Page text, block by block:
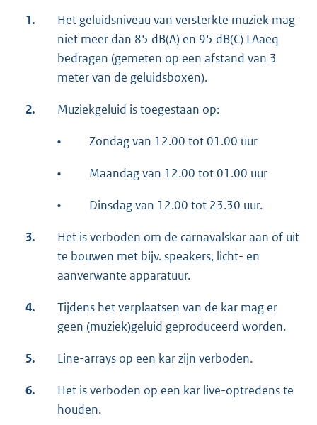
1.
Het geluidsniveau van versterkte muziek mag
niet meer dan 85 dB(A) en 95 dB(C) LAaeq
bedragen (gemeten op een afstand van 3
meter van de geluidsboxen).
2. Muziekgeluid is toegestaan op:
• Zondag van 12.00 tot 01.00 uur
• Maandag van 12.00 tot 01.00 uur
• Dinsdag van 12.00 tot 23.30 uur.
3.
Het is verboden om de carnavalskar aan of uit
te bouwen met bijv. speakers, licht- en
aanverwante apparatuur.
4.
Tijdens het verplaatsen van de kar mag er
geen (muziek)geluid geproduceerd worden.
5. Line-arrays op een kar zijn verboden.
6.
Het is verboden op een kar live-optredens te
houden.